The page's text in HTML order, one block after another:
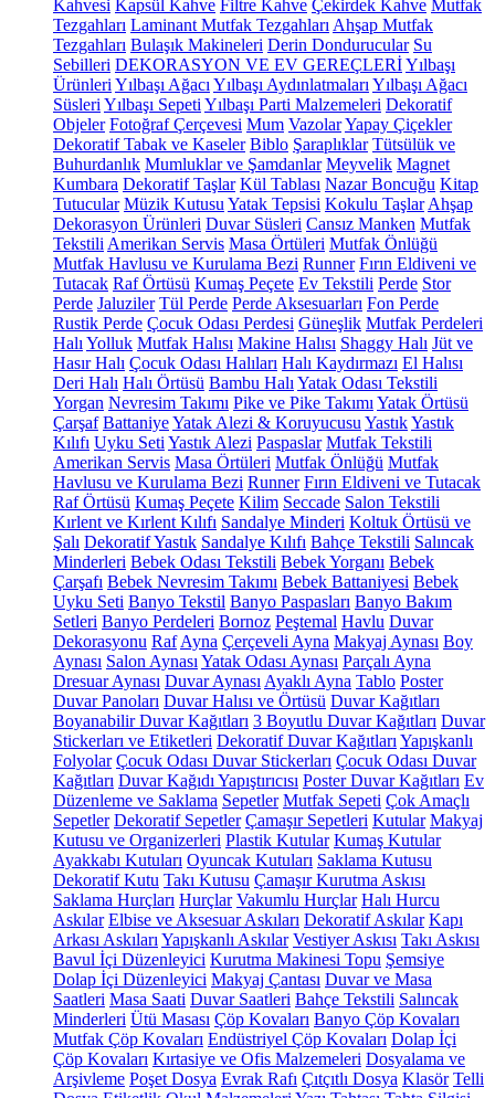
Kahvesi Kapsül Kahve Filtre Kahve Çekirdek Kahve Mutfak
Tezgahları Laminant Mutfak Tezgahları Ahşap Mutfak
Tezgahları Bulaşık Makineleri Derin Dondurucular Su
Sebilleri DEKORASYON VE EV GEREÇLERİYılbaşı
Ürünleri Yılbaşı Ağacı Yılbaşı Aydınlatmaları Yılbaşı Ağacı
Süsleri Yılbaşı Sepeti Yılbaşı Parti Malzemeleri Dekoratif
Objeler Fotoğraf Çerçevesi Mum VazolarYapay Çiçekler
Dekoratif Tabak ve Kaseler Biblo Şaraplıklar Tütsülük ve
Buhurdanlık Mumluklar ve Şamdanlar Meyvelik Magnet
Kumbara Dekoratif Taşlar Kül Tablası Nazar Boncuğu Kitap
Tutucular Müzik Kutusu Yatak Tepsisi Kokulu Taşlar Ahşap
Dekorasyon Ürünleri Duvar Süsleri Cansız Manken Mutfak
Tekstili Amerikan Servis Masa Örtüleri Mutfak Önlüğü
Mutfak Havlusu ve Kurulama Bezi Runner Fırın Eldiveni ve
Tutacak Raf Örtüsü Kumaş Peçete Ev Tekstili Perde Stor
Perde Jaluziler Tül Perde Perde Aksesuarları Fon Perde
Rustik Perde Çocuk Odası Perdesi Güneşlik Mutfak Perdeleri
Halı Yolluk Mutfak Halısı Makine Halısı Shaggy Halı Jüt ve
Hasır Halı Çocuk Odası Halıları Halı Kaydırmazı El Halısı
Deri Halı Halı Örtüsü Bambu Halı Yatak Odası Tekstili
Yorgan Nevresim Takımı Pike ve Pike Takımı Yatak Örtüsü
Çarşaf BattaniyeYatak Alezi & Koruyucusu YastıkYastık
Kılıfı Uyku Seti Yastık Alezi Paspaslar Mutfak Tekstili
Amerikan Servis Masa Örtüleri Mutfak Önlüğü Mutfak
Havlusu ve Kurulama Bezi Runner Fırın Eldiveni ve Tutacak
Raf Örtüsü Kumaş Peçete Kilim Seccade Salon Tekstili
Kırlent ve Kırlent Kılıfı Sandalye Minderi Koltuk Örtüsü ve
Şalı Dekoratif Yastık Sandalye Kılıfı Bahçe Tekstili Salıncak
Minderleri Bebek Odası Tekstili Bebek Yorganı Bebek
Çarşafı Bebek Nevresim Takımı Bebek Battaniyesi Bebek
Uyku Seti Banyo Tekstil Banyo Paspasları Banyo Bakım
Setleri Banyo Perdeleri Bornoz Peştemal Havlu Duvar
Dekorasyonu Raf Ayna Çerçeveli Ayna Makyaj Aynası Boy
Aynası Salon Aynası Yatak Odası Aynası Parçalı Ayna
Dresuar Aynası Duvar Aynası Ayaklı Ayna Tablo Poster
Duvar Panoları Duvar Halısı ve Örtüsü Duvar Kağıtları
Boyanabilir Duvar Kağıtları 3 Boyutlu Duvar Kağıtları Duvar
Stickerları ve Etiketleri Dekoratif Duvar Kağıtları Yapışkanlı
Folyolar Çocuk Odası Duvar Stickerları Çocuk Odası Duvar
Kağıtları Duvar Kağıdı Yapıştırıcısı Poster Duvar Kağıtları Ev
Düzenleme ve Saklama Sepetler Mutfak Sepeti Çok Amaçlı
Sepetler Dekoratif Sepetler Çamaşır Sepetleri Kutular Makyaj
Kutusu ve Organizerleri Plastik Kutular Kumaş Kutular
Ayakkabı Kutuları Oyuncak Kutuları Saklama Kutusu
Dekoratif Kutu Takı Kutusu Çamaşır Kurutma Askısı
Saklama Hurçları Hurçlar Vakumlu Hurçlar Halı Hurcu
Askılar Elbise ve Aksesuar Askıları Dekoratif Askılar Kapı
Arkası Askıları Yapışkanlı Askılar Vestiyer Askısı Takı Askısı
Bavul İçi Düzenleyici Kurutma Makinesi Topu Şemsiye
Dolap İçi Düzenleyici Makyaj Çantası Duvar ve Masa
Saatleri Masa Saati Duvar Saatleri Bahçe Tekstili Salıncak
Minderleri Ütü Masası Çöp Kovaları Banyo Çöp Kovaları
Mutfak Çöp Kovaları Endüstriyel Çöp Kovaları Dolap İçi
Çöp Kovaları Kırtasiye ve Ofis Malzemeleri Dosyalama ve
Arşivleme Poşet Dosya Evrak Rafı Çıtçıtlı Dosya Klasör Telli